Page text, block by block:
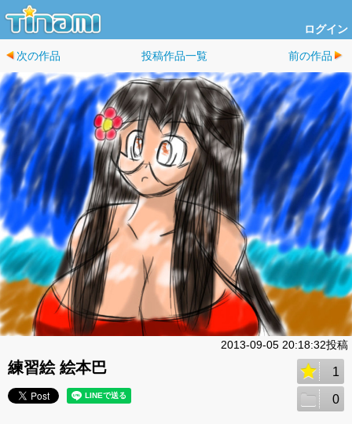
ログイン
次の作品 投稿作品一覧 前の作品
2013-09-05 20:18:32投稿
練習絵 絵本巴 1
0